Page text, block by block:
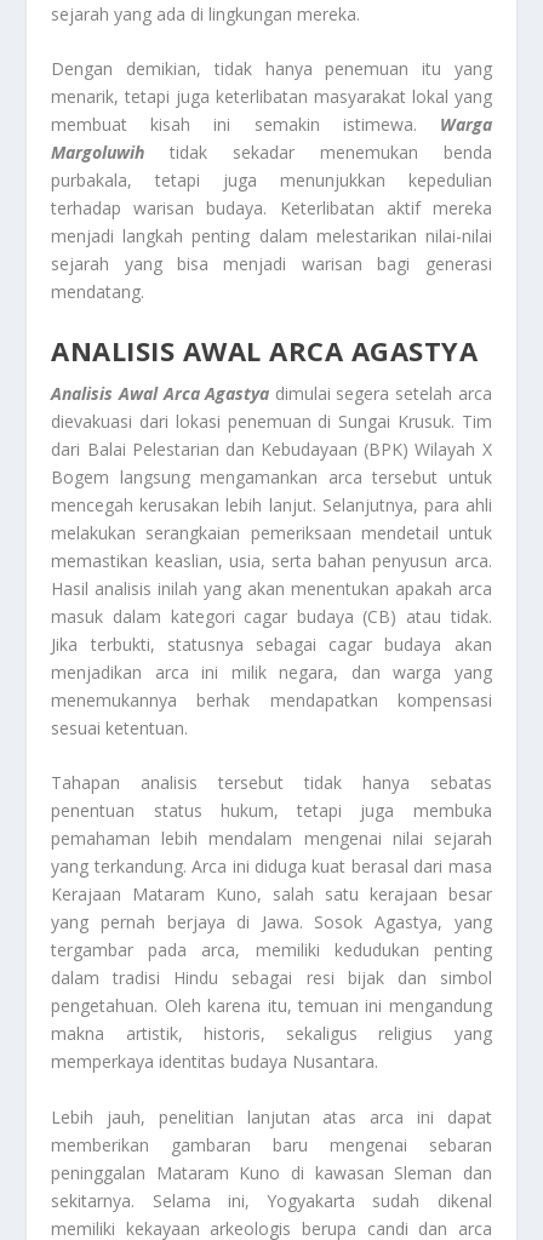
sejarah yang ada di lingkungan mereka.
Dengan demikian, tidak hanya penemuan itu yang
menarik, tetapi juga keterlibatan masyarakat lokal yang
membuat kisah ini semakin istimewa. Warga
Margoluwih tidak sekadar menemukan benda
purbakala, tetapi juga menunjukkan kepedulian
terhadap warisan budaya. Keterlibatan aktif mereka
menjadi langkah penting dalam melestarikan nilai-nilai
sejarah yang bisa menjadi warisan bagi generasi
mendatang.
ANALISIS AWAL ARCA AGASTYA
Analisis Awal Arca Agastya dimulai segera setelah arca
dievakuasi dari lokasi penemuan di Sungai Krusuk. Tim
dari Balai Pelestarian dan Kebudayaan (BPK) Wilayah X
Bogem langsung mengamankan arca tersebut untuk
mencegah kerusakan lebih lanjut. Selanjutnya, para ahli
melakukan serangkaian pemeriksaan mendetail untuk
memastikan keaslian, usia, serta bahan penyusun arca.
Hasil analisis inilah yang akan menentukan apakah arca
masuk dalam kategori cagar budaya (CB) atau tidak.
Jika terbukti, statusnya sebagai cagar budaya akan
menjadikan arca ini milik negara, dan warga yang
menemukannya berhak mendapatkan kompensasi
sesuai ketentuan.
Tahapan analisis tersebut tidak hanya sebatas
penentuan status hukum, tetapi juga membuka
pemahaman lebih mendalam mengenai nilai sejarah
yang terkandung. Arca ini diduga kuat berasal dari masa
Kerajaan Mataram Kuno, salah satu kerajaan besar
yang pernah berjaya di Jawa. Sosok Agastya, yang
tergambar pada arca, memiliki kedudukan penting
dalam tradisi Hindu sebagai resi bijak dan simbol
pengetahuan. Oleh karena itu, temuan ini mengandung
makna artistik, historis, sekaligus religius yang
memperkaya identitas budaya Nusantara.
Lebih jauh, penelitian lanjutan atas arca ini dapat
memberikan gambaran baru mengenai sebaran
peninggalan Mataram Kuno di kawasan Sleman dan
sekitarnya. Selama ini, Yogyakarta sudah dikenal
memiliki kekayaan arkeologis berupa candi dan arca